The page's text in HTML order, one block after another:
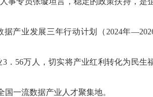
产业发展三年行动计划（2024年
．56万人，切实将产业红利转化为民生
一流数据产业人才聚集地。